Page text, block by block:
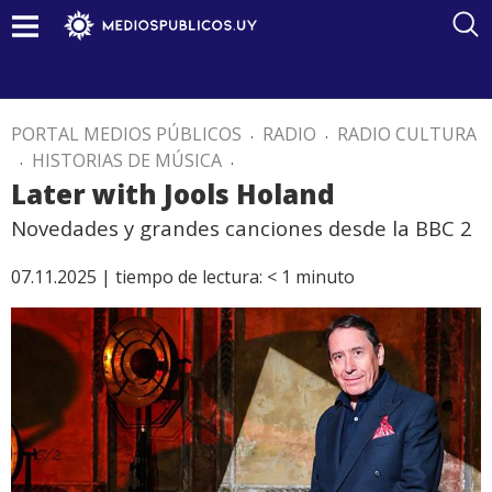
PORTAL MEDIOS PÚBLICOS . RADIO . RADIO CULTURA
. HISTORIAS DE MÚSICA .
Later with Jools Holand
Novedades y grandes canciones desde la BBC 2
07.11.2025 | tiempo de lectura: < 1 minuto